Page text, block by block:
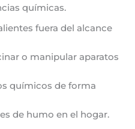
químicas.
fuera del alcance
o manipular aparatos
químicos de forma
de humo en el hogar.